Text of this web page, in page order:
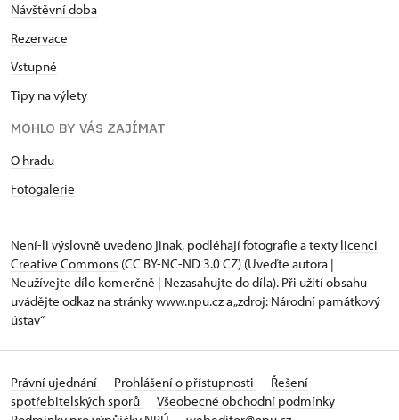
Návštěvní doba
Rezervace
Vstupné
Tipy na výlety
MOHLO BY VÁS ZAJÍMAT
O hradu
Fotogalerie
Není-li výslovně uvedeno jinak, podléhají fotografie a texty licenci
Creative Commons (CC BY-NC-ND 3.0 CZ) (Uveďte autora |
Neužívejte dílo komerčně | Nezasahujte do díla). Při užití obsahu
uvádějte odkaz na stránky www.npu.cz a „zdroj: Národní památkový
ústav“
Právní ujednání Prohlášení o přístupnosti
Řešení
spotřebitelských sporů
Všeobecné obchodní podmínky